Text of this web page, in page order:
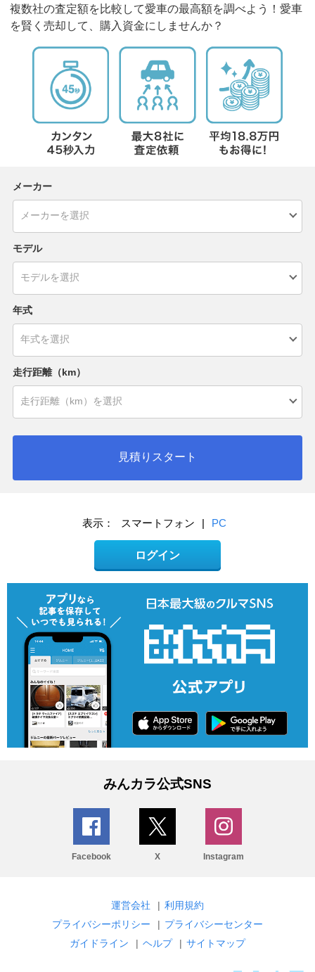
複数社の査定額を比較して愛車の最高額を調べよう！愛車
を賢く売却して、購入資金にしませんか？
メーカー
モデル
年式
走行距離（km）
見積りスタート
表示： スマートフォン | PC
ログイン
みんカラ公式SNS
Facebook X Instagram
運営会社 | 利用規約
プライバシーポリシー
| プライバシーセンター
ガイドライン
| ヘルプ | サイトマップ